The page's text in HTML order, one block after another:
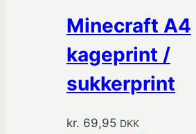
Minecraft A4
kageprint /
sukkerprint
kr. 69,95 DKK